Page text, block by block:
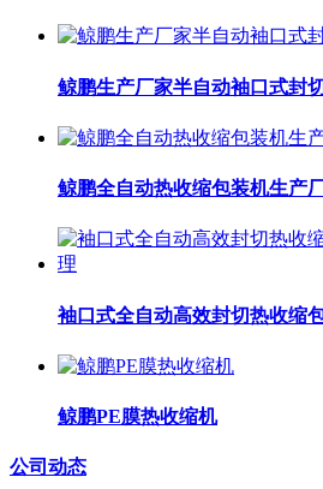
鲸鹏生产厂家半自动袖口式封
鲸鹏全自动热收缩包装机生产
袖口式全自动高效封切热收缩
鲸鹏PE膜热收缩机
公司动态